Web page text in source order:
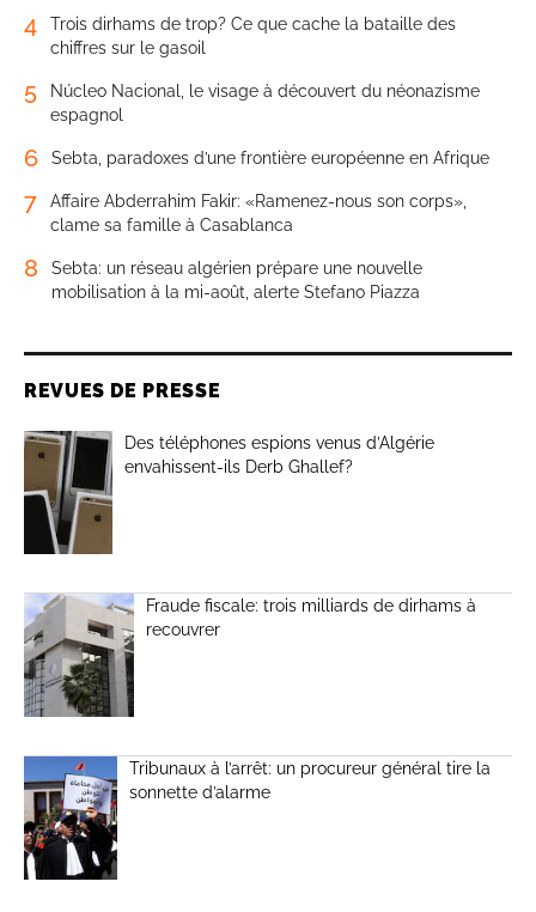
4
Trois dirhams de trop? Ce que cache la bataille des
chiffres sur le gasoil
5
Núcleo Nacional, le visage à découvert du néonazisme
espagnol
6 Sebta, paradoxes d’une frontière européenne en Afrique
7
Affaire Abderrahim Fakir: «Ramenez-nous son corps»,
clame sa famille à Casablanca
8
Sebta: un réseau algérien prépare une nouvelle
mobilisation à la mi-août, alerte Stefano Piazza
REVUES DE PRESSE
Des téléphones espions venus d’Algérie
envahissent-ils Derb Ghallef?
Fraude fiscale: trois milliards de dirhams à
recouvrer
Tribunaux à l’arrêt: un procureur général tire la
sonnette d’alarme